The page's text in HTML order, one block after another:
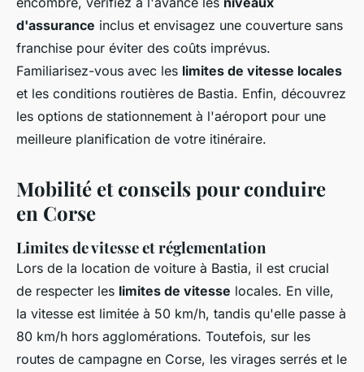
d'assurance inclus et envisagez une couverture sans
franchise pour éviter des coûts imprévus.
Familiarisez-vous avec les limites de vitesse locales
et les conditions routières de Bastia. Enfin, découvrez
les options de stationnement à l'aéroport pour une
meilleure planification de votre itinéraire.
Mobilité et conseils pour conduire
en Corse
Limites de vitesse et réglementation
Lors de la location de voiture à Bastia, il est crucial
de respecter les limites de vitesse locales. En ville,
la vitesse est limitée à 50 km/h, tandis qu'elle passe à
80 km/h hors agglomérations. Toutefois, sur les
routes de campagne en Corse, les virages serrés et le